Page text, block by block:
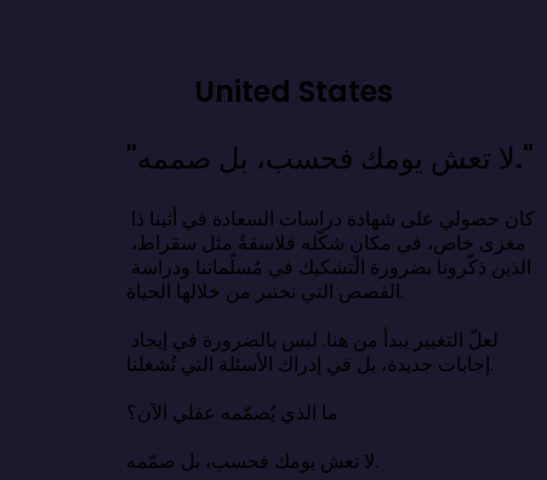
United States
"لا تعش يومك فحسب، بل صممه."
القصص التي نختبر من خلالها الحياة.
إجابات جديدة، بل في إدراك الأسئلة التي تُشغلنا.
ما الذي يُصمّمه عقلي الآن؟
لا تعش يومك فحسب، بل صمّمه.